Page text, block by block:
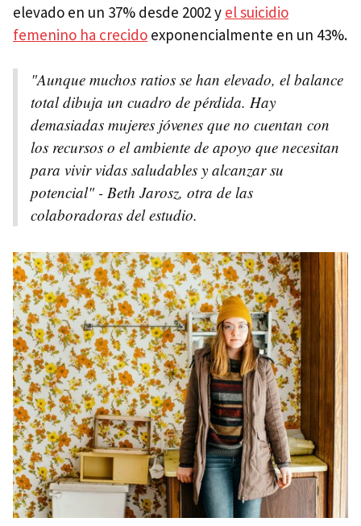
elevado en un 37% desde 2002 y el suicidio
femenino ha crecido exponencialmente en un 43%.
"Aunque muchos ratios se han elevado, el balance
total dibuja un cuadro de pérdida. Hay
demasiadas mujeres jóvenes que no cuentan con
los recursos o el ambiente de apoyo que necesitan
para vivir vidas saludables y alcanzar su
potencial" - Beth Jarosz, otra de las
colaboradoras del estudio.